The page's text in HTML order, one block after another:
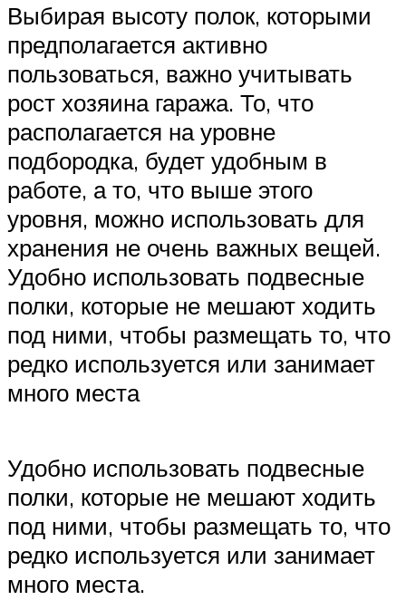
Выбирая высоту полок, которыми
предполагается активно
пользоваться, важно учитывать
рост хозяина гаража. То, что
располагается на уровне
подбородка, будет удобным в
работе, а то, что выше этого
уровня, можно использовать для
хранения не очень важных вещей.
Удобно использовать подвесные
полки, которые не мешают ходить
под ними, чтобы размещать то, что
редко используется или занимает
много места
Удобно использовать подвесные
полки, которые не мешают ходить
под ними, чтобы размещать то, что
редко используется или занимает
много места.